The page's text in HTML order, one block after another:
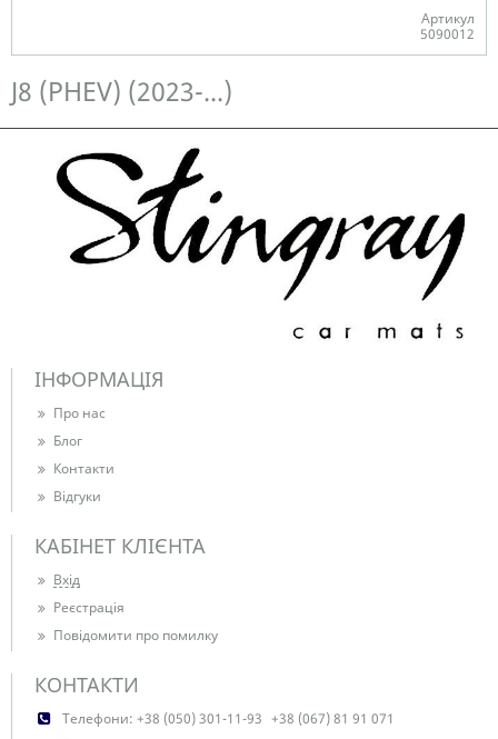
Артикул
5090012
J8 (PHEV) (2023-...)
ІНФОРМАЦІЯ
Про нас
Блог
Контакти
Відгуки
КАБІНЕТ КЛІЄНТА
Вхід
Реєстрація
Повідомити про помилку
КОНТАКТИ
Телефони: +38 (050) 301-11-93 +38 (067) 81 91 071